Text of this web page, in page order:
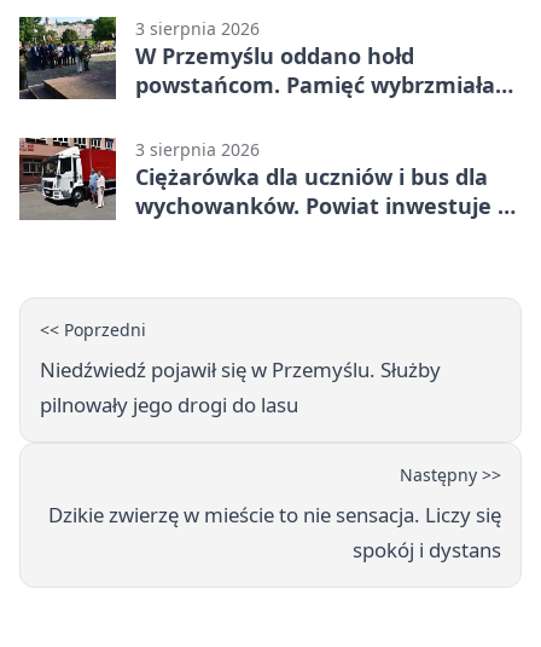
3 sierpnia 2026
W Przemyślu oddano hołd
powstańcom. Pamięć wybrzmiała
3 sierpnia 2026
Ciężarówka dla uczniów i bus dla
wychowanków. Powiat inwestuje w
<< Poprzedni
Niedźwiedź pojawił się w Przemyślu. Służby
pilnowały jego drogi do lasu
Następny >>
Dzikie zwierzę w mieście to nie sensacja. Liczy się
spokój i dystans